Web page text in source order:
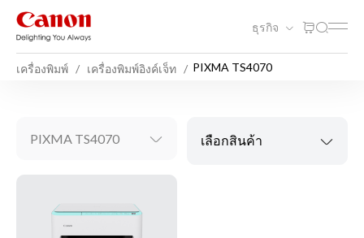
ธุรกิจ
เครื่องพิมพ์ เครื่องพิมพ์อิงค์เจ็ท PIXMA TS4070
PIXMA TS4070 เลือกสินค้า